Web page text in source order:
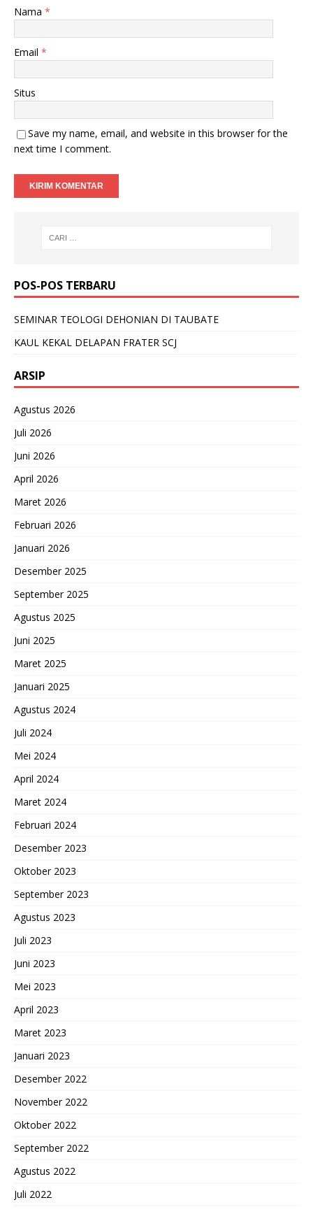
Nama *
Email *
Situs
Save my name, email, and website in this browser for the
next time I comment.
POS-POS TERBARU
SEMINAR TEOLOGI DEHONIAN DI TAUBATE
KAUL KEKAL DELAPAN FRATER SCJ
ARSIP
Agustus 2026
Juli 2026
Juni 2026
April 2026
Maret 2026
Februari 2026
Januari 2026
Desember 2025
September 2025
Agustus 2025
Juni 2025
Maret 2025
Januari 2025
Agustus 2024
Juli 2024
Mei 2024
April 2024
Maret 2024
Februari 2024
Desember 2023
Oktober 2023
September 2023
Agustus 2023
Juli 2023
Juni 2023
Mei 2023
April 2023
Maret 2023
Januari 2023
Desember 2022
November 2022
Oktober 2022
September 2022
Agustus 2022
Juli 2022